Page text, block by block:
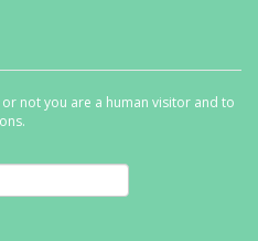
not you are a human visitor and to